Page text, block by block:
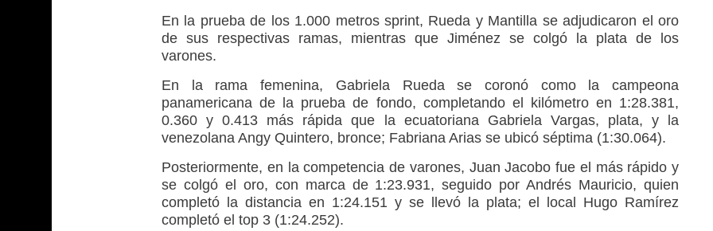
En la prueba de los 1.000 metros sprint, Rueda y Mantilla se adjudicaron el oro
de sus respectivas ramas, mientras que Jiménez se colgó la plata de los
varones.
En la rama femenina, Gabriela Rueda se coronó como la campeona
panamericana de la prueba de fondo, completando el kilómetro en 1:28.381,
0.360 y 0.413 más rápida que la ecuatoriana Gabriela Vargas, plata, y la
venezolana Angy Quintero, bronce; Fabriana Arias se ubicó séptima (1:30.064).
Posteriormente, en la competencia de varones, Juan Jacobo fue el más rápido y
se colgó el oro, con marca de 1:23.931, seguido por Andrés Mauricio, quien
completó la distancia en 1:24.151 y se llevó la plata; el local Hugo Ramírez
completó el top 3 (1:24.252).